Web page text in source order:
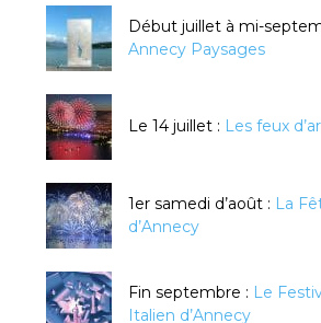
Début juillet à mi-
Annecy Paysages
Le 14 juillet : Les feux
1er samedi d’août : La
d’Annecy
Fin septembre : Le
Italien d’Annecy